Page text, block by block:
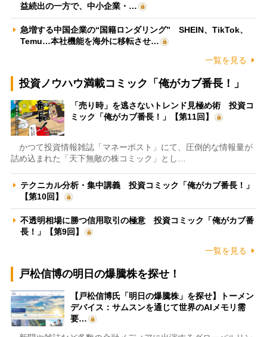
益続出の一方で、中小企業・…
急増する中国企業の“国籍ロンダリング” SHEIN、TikTok、
Temu…本社機能を海外に移転させ…
一覧を見る
投資ノウハウ満載コミック「俺がカブ番長！」
「売り時」を逃さないトレンド見極め術 投資コ
ミック「俺がカブ番長！」【第11回】
かつて投資情報雑誌「マネーポスト」にて、圧倒的な情報量が
詰め込まれた「天下無敵の株コミック」とし…
テクニカル分析・集中講義 投資コミック「俺がカブ番長！」
【第10回】
不透明相場に勝つ信用取引の極意 投資コミック「俺がカブ番
長！」【第9回】
一覧を見る
戸松信博の明日の爆騰株を探せ！
【戸松信博氏「明日の爆騰株」を探せ】トーメン
デバイス：サムスンを通じて世界のAIメモリ需
要…